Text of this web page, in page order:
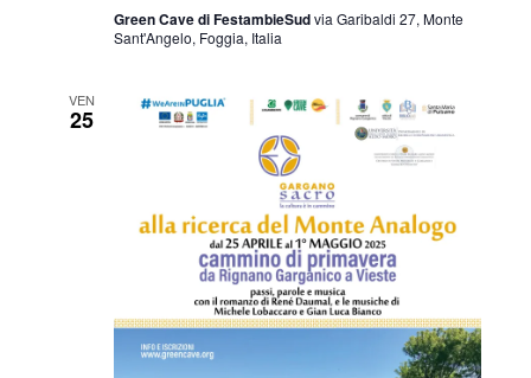
Green Cave di FestambieSudvia Garibaldi 27, Monte
Sant'Angelo, Foggia, Italia
VEN
25